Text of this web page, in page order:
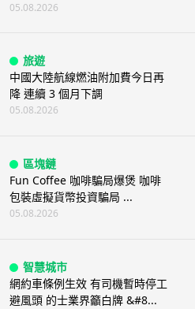
05.08.2026
旅遊
中國大陸航線燃油附加費今日再
降 連續 3 個月下調
05.08.2026
區塊鏈
Fun Coffee 咖啡騙局爆煲 咖啡
包裝虛擬貨幣投資騙局 ...
05.08.2026
智慧城市
網約車條例生效 有司機暫時停工
避風頭 的士業界籲白牌 &#8...